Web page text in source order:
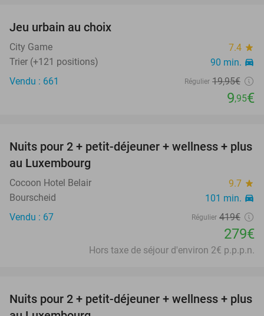
Jeu urbain au choix
City Game 7.4 star
Trier (+121 positions) 90 min. directions_car
Vendu : 661 Régulier 19,95€
9,95€
33%
Nuits pour 2 + petit-déjeuner + wellness + plus
au Luxembourg
Cocoon Hotel Belair 9.7 star
Bourscheid 101 min. directions_car
Vendu : 67 Régulier 419€
279€
Hors taxe de séjour d'environ 2€ p.p.p.n.
33%
Nuits pour 2 + petit-déjeuner + wellness + plus